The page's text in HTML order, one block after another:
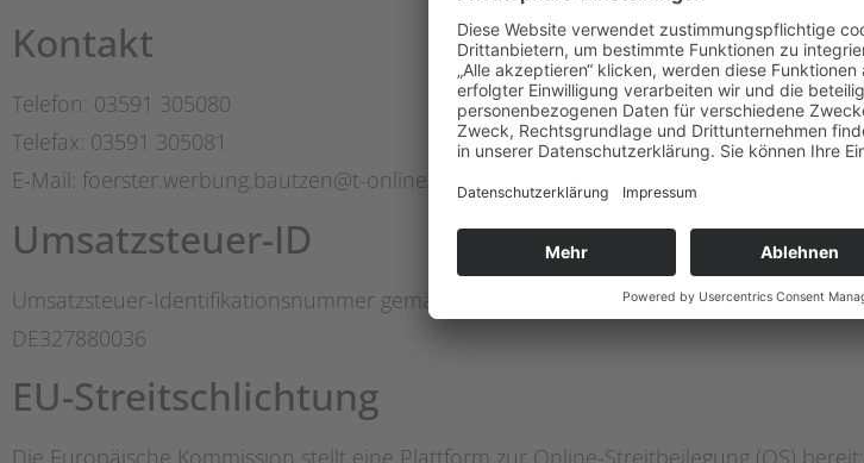
Kontakt
Telefon: 03591 305080
Telefax: 03591 305081
E-Mail: foerster.werbung.bautzen@t-online.de
Umsatzsteuer-ID
Umsatzsteuer-Identifikationsnummer gemäß § 27 a Umsatzsteuergesetz:
DE327880036
EU-Streitschlichtung
Die Europäische Kommission stellt eine Plattform zur Online-Streitbeilegung (OS) bereit: